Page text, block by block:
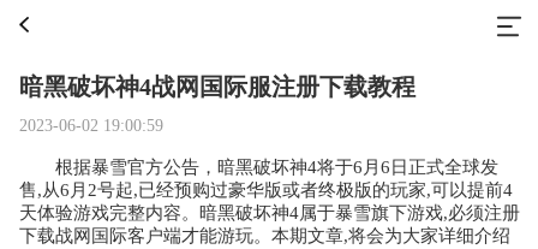
暗黑破坏神4战网国际服注册下载教程
2023-06-02 19:00:59
根据暴雪官方公告，暗黑破坏神4将于6月6日正式全球发
售,从6月2号起,已经预购过豪华版或者终极版的玩家,可以提前4
天体验游戏完整内容。暗黑破坏神4属于暴雪旗下游戏,必须注册
下载战网国际客户端才能游玩。本期文章,将会为大家详细介绍